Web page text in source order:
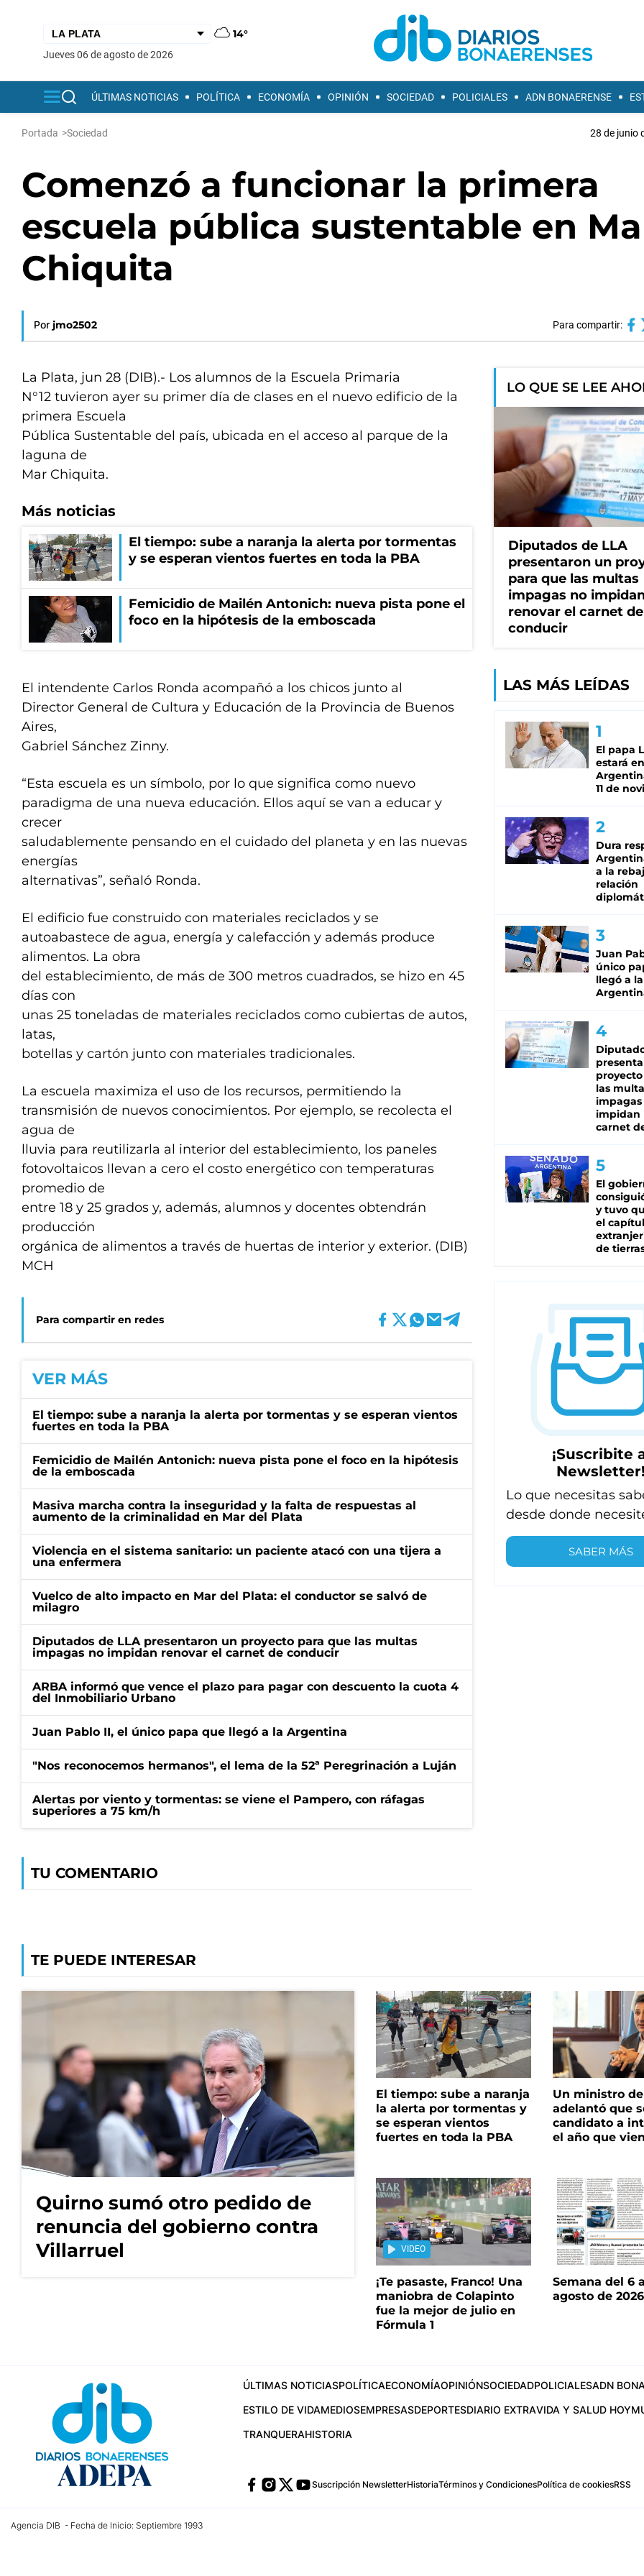
14°
jueves 06 de agosto de 2026
ÚLTIMAS NOTICIAS POLÍTICA ECONOMÍA OPINIÓN SOCIEDAD POLICIALES ADN BONAERENSE
Portada >Sociedad 28 de junio
Comenzó a funcionar la primera
escuela pública sustentable en
Chiquita
Por jmo2502 Para compartir:
La Plata, jun 28 (DIB).- Los alumnos de la Escuela Primaria
N°12 tuvieron ayer su primer día de clases en el nuevo edificio de la
primera Escuela
Pública Sustentable del país, ubicada en el acceso al parque de la
laguna de
Mar Chiquita.
Más noticias
El tiempo: sube a naranja la alerta por tormentas
y se esperan vientos fuertes en toda la PBA
Femicidio de Mailén Antonich: nueva pista pone el
foco en la hipótesis de la emboscada
El intendente Carlos Ronda acompañó a los chicos junto al
Director General de Cultura y Educación de la Provincia de Buenos
Aires,
Gabriel Sánchez Zinny.
“Esta escuela es un símbolo, por lo que significa como nuevo
paradigma de una nueva educación. Ellos aquí se van a educar y
crecer
saludablemente pensando en el cuidado del planeta y en las nuevas
energías
alternativas”, señaló Ronda.
El edificio fue construido con materiales reciclados y se
autoabastece de agua, energía y calefacción y además produce
alimentos. La obra
del establecimiento, de más de 300 metros cuadrados, se hizo en 45
días con
unas 25 toneladas de materiales reciclados como cubiertas de autos,
latas,
botellas y cartón junto con materiales tradicionales.
La escuela maximiza el uso de los recursos, permitiendo la
transmisión de nuevos conocimientos. Por ejemplo, se recolecta el
agua de
lluvia para reutilizarla al interior del establecimiento, los paneles
fotovoltaicos llevan a cero el costo energético con temperaturas
promedio de
entre 18 y 25 grados y, además, alumnos y docentes obtendrán
producción
orgánica de alimentos a través de huertas de interior y exterior. (DIB)
MCH
Para compartir en redes
VER MÁS
El tiempo: sube a naranja la alerta por tormentas y se esperan vientos
fuertes en toda la PBA
Femicidio de Mailén Antonich: nueva pista pone el foco en la hipótesis
de la emboscada
Masiva marcha contra la inseguridad y la falta de respuestas al
aumento de la criminalidad en Mar del Plata
Violencia en el sistema sanitario: un paciente atacó con una tijera a
una enfermera
Vuelco de alto impacto en Mar del Plata: el conductor se salvó de
milagro
Diputados de LLA presentaron un proyecto para que las multas
impagas no impidan renovar el carnet de conducir
ARBA informó que vence el plazo para pagar con descuento la cuota 4
del Inmobiliario Urbano
Juan Pablo II, el único papa que llegó a la Argentina
"Nos reconocemos hermanos", el lema de la 52ª Peregrinación a Luján
Alertas por viento y tormentas: se viene el Pampero, con ráfagas
superiores a 75 km/h
TU COMENTARIO
LO QUE SE LEE
Diputados de LLA
presentaron un
para que las multas
impagas no
renovar el carnet de
conducir
LAS MÁS LEÍDAS
El papa
estará
11 de
Dura
a la
relación
Juan
único
llegó a la
las
impagas
impidan
carnet
El
y tuvo
el
de
¡Suscribite
Newsletter!
Lo que necesitas
desde donde
SABER MÁS
TE PUEDE INTERESAR
Quirno sumó otro pedido de
renuncia del gobierno contra
Villarruel
El tiempo: sube a naranja
la alerta por tormentas y
se esperan vientos
fuertes en toda la PBA
Un ministro
adelantó que
candidato a
el año que
VIDEO
¡Te pasaste, Franco! Una
maniobra de Colapinto
fue la mejor de julio en
Fórmula 1
Semana del 6
agosto de 2026
ÚLTIMAS NOTICIASPOLÍTICAECONOMÍAOPINIÓNSOCIEDADPOLICIALESADN
ESTILO DE VIDAMEDIOSEMPRESASDEPORTESDIARIO EXTRAVIDA Y SALUD HOY
TRANQUERAHISTORIA
Suscripción NewsletterHistoriaTérminos y CondicionesPolítica de cookiesRSS
Agencia DIB - Fecha de Inicio: Septiembre 1993